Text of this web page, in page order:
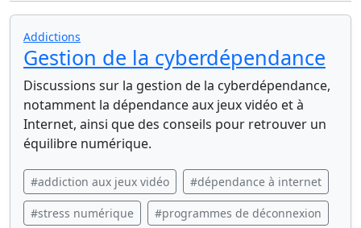
Addictions
Gestion de la cyberdépendance
Discussions sur la gestion de la cyberdépendance,
notamment la dépendance aux jeux vidéo et à
Internet, ainsi que des conseils pour retrouver un
équilibre numérique.
#addiction aux jeux vidéo #dépendance à internet
#stress numérique #programmes de déconnexion